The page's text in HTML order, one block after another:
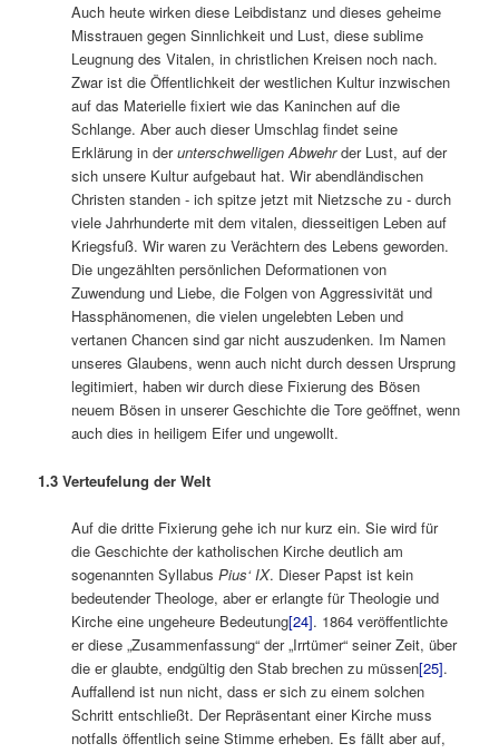
Auch heute wirken diese Leibdistanz und dieses geheime
Misstrauen gegen Sinnlichkeit und Lust, diese sublime
Leugnung des Vitalen, in christlichen Kreisen noch nach.
Zwar ist die Öffentlichkeit der westlichen Kultur inzwischen
auf das Materielle fixiert wie das Kaninchen auf die
Schlange. Aber auch dieser Umschlag findet seine
Erklärung in derunterschwelligen Abwehrder Lust, auf der
sich unsere Kultur aufgebaut hat. Wir abendländischen
Christen standen ‑ ich spitze jetzt mit Nietzsche zu ‑ durch
viele Jahrhunderte mit dem vitalen, diesseitigen Leben auf
Kriegsfuß. Wir waren zu Verächtern des Lebens geworden.
Die ungezählten persönlichen Deformationen von
Zuwendung und Liebe, die Folgen von Aggressivität und
Hassphänomenen, die vielen ungelebten Leben und
vertanen Chancen sind gar nicht auszudenken. Im Namen
unseres Glaubens, wenn auch nicht durch dessen Ursprung
legitimiert, haben wir durch diese Fixierung des Bösen
neuem Bösen in unserer Geschichte die Tore geöffnet, wenn
auch dies in heiligem Eifer und ungewollt.
1.3 Verteufelung der Welt
Auf die dritte Fixierung gehe ich nur kurz ein. Sie wird für
die Geschichte der katholischen Kirche deutlich am
sogenannten SyllabusPius‘ IX. Dieser Papst ist kein
bedeutender Theologe, aber er erlangte für Theologie und
Kirche eine ungeheure Bedeutung[24]. 1864 veröffentlichte
er diese „Zusammenfassung“ der „Irrtümer“ seiner Zeit, über
die er glaubte, endgültig den Stab brechen zu müssen[25].
Auffallend ist nun nicht, dass er sich zu einem solchen
Schritt entschließt. Der Repräsentant einer Kirche muss
notfalls öffentlich seine Stimme erheben. Es fällt aber auf,